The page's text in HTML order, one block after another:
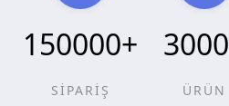
150000+
SİPARİŞ
3000
ÜRÜN